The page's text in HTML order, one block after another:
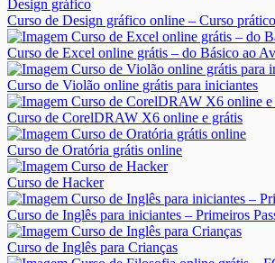
Curso de Design gráfico online – Curso
Curso de Excel online grátis – do Básico ao
Curso de Violão online grátis para iniciantes
Curso de CorelDRAW X6 online e grátis
Curso de Oratória grátis online
Curso de Hacker
Curso de Inglês para iniciantes – Primeiros
Curso de Inglês para Crianças